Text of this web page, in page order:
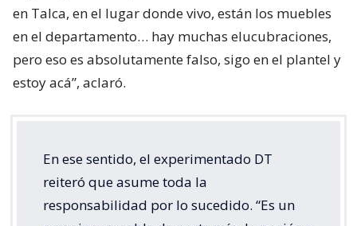
en Talca, en el lugar donde vivo, están los muebles
en el departamento… hay muchas elucubraciones,
pero eso es absolutamente falso, sigo en el plantel y
estoy acá”, aclaró.
En ese sentido, el experimentado DT
reiteró que asume toda la
responsabilidad por lo sucedido. “Es un